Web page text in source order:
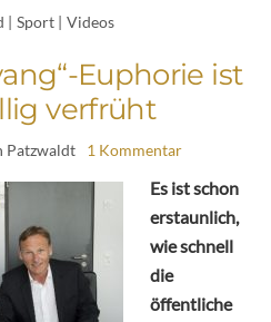
| Sport | Videos
Euphorie ist
verfrüht
Patzwaldt 1 Kommentar
Es ist schon
erstaunlich,
wie schnell
die
öffentliche